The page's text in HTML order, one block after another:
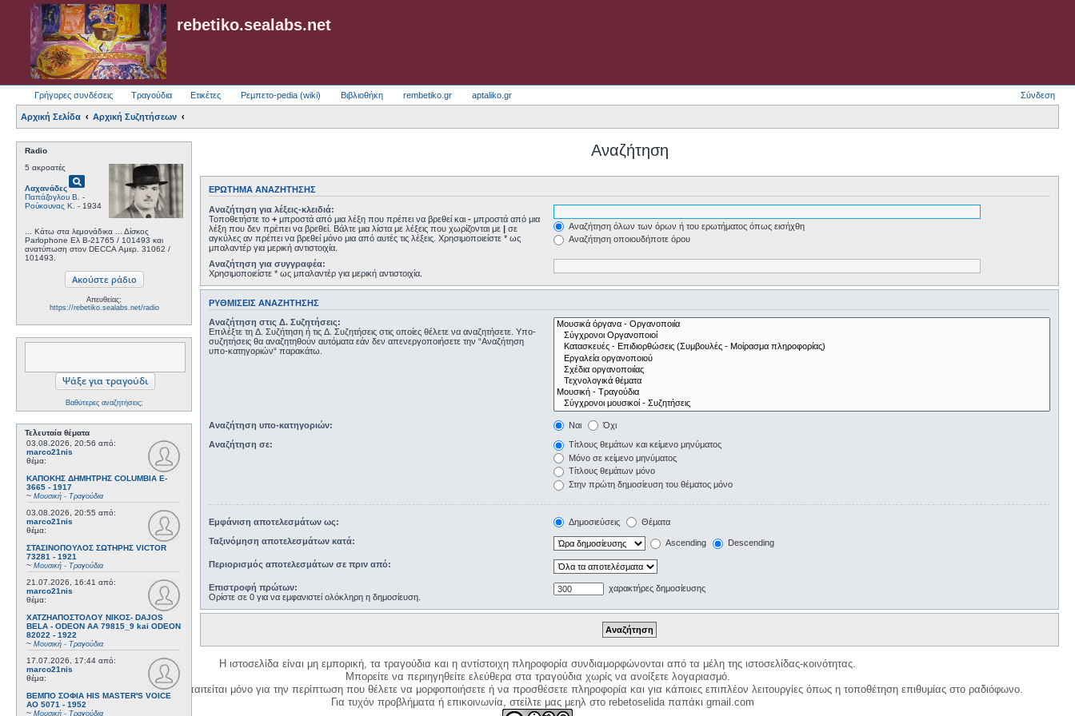
rebetiko.sealabs.net
Γρήγορες συνδέσεις Τραγούδια Ετικέτες Ρεμπετο-pedia (wiki) Βιβλιοθήκη rembetiko.gr aptaliko.gr Σύνδεση
Αρχική Σελίδα Αρχική Συζητήσεων
Radio
5 ακροατές
Λαχανάδεςpageview
Παπάζογλου Β.
-
Ρούκουνας Κ.
- 1934
... Κάτω στα λεμονάδικα ... Δίσκος
Parlophone Ελ B-21765 / 101493 και
ανατύπωση στον DECCA Αμερ. 31062 /
101493.
Απευθείας:
https://rebetiko.sealabs.net/radio
Βαθύτερες αναζητήσεις;
Τελευταία θέματα
03.08.2026, 20:56 από:
marco21nis
θέμα:
ΚΑΠΟΚΗΣ ΔΗΜΗΤΡΗΣ COLUMBIA E-
3665 - 1917
~ Μουσική - Τραγούδια
03.08.2026, 20:55 από:
marco21nis
θέμα:
ΣΤΑΣΙΝΟΠΟΥΛΟΣ ΣΩΤΗΡΗΣ VICTOR
73281 - 1921
~ Μουσική - Τραγούδια
21.07.2026, 16:41 από:
marco21nis
θέμα:
ΧΑΤΖΗΑΠΟΣΤΟΛΟΥ ΝΙΚΟΣ- DAJOS
BELA - ODEON AA 79815_9 kai ODEON
82022 - 1922
~ Μουσική - Τραγούδια
17.07.2026, 17:44 από:
marco21nis
θέμα:
ΒΕΜΠΟ ΣΟΦΙΑ HIS MASTER'S VOICE
AO 5071 - 1952
~ Μουσική - Τραγούδια
Αναζήτηση
ΕΡΏΤΗΜΑ ΑΝΑΖΉΤΗΣΗΣ
Αναζήτηση για λέξεις-κλειδιά:
Τοποθετήστε το + μπροστά από μια λέξη που πρέπει να βρεθεί και - μπροστά από μια
λέξη που δεν πρέπει να βρεθεί. Βάλτε μια λίστα με λέξεις που χωρίζονται με | σε
αγκύλες αν πρέπει να βρεθεί μόνο μια από αυτές τις λέξεις. Χρησιμοποιείστε * ως
μπαλαντέρ για μερική αντιστοιχία.
Αναζήτηση όλων των όρων ή του ερωτήματος όπως εισήχθη
Αναζήτηση οποιουδήποτε όρου
Αναζήτηση για συγγραφέα:
Χρησιμοποιείστε * ως μπαλαντέρ για μερική αντιστοιχία.
ΡΥΘΜΊΣΕΙΣ ΑΝΑΖΉΤΗΣΗΣ
Αναζήτηση στις Δ. Συζητήσεις:
Επιλέξτε τη Δ. Συζήτηση ή τις Δ. Συζητήσεις στις οποίες θέλετε να αναζητήσετε. Υπο-
συζητήσεις θα αναζητηθούν αυτόματα εάν δεν απενεργοποιήσετε την “Αναζήτηση
υπο-κατηγοριών“ παρακάτω.
Αναζήτηση υπο-κατηγοριών: Ναι Όχι
Αναζήτηση σε:
Τίτλους θεμάτων και κείμενο μηνύματος
Μόνο σε κείμενο μηνύματος
Τίτλους θεμάτων μόνο
Στην πρώτη δημοσίευση του θέματος μόνο
Εμφάνιση αποτελεσμάτων ως: Δημοσιεύσεις Θέματα
Ταξινόμηση αποτελεσμάτων κατά: Ascending Descending
Περιορισμός αποτελεσμάτων σε πριν από:
Επιστροφή πρώτων:
Ορίστε σε 0 για να εμφανιστεί ολόκληρη η δημοσίευση.
χαρακτήρες δημοσίευσης
Η ιστοσελίδα είναι μη εμπορική, τα τραγούδια και η αντίστοιχη πληροφορία συνδιαμορφώνονται από τα μέλη της ιστοσελίδας-κοινότητας.
Μπορείτε να περιηγηθείτε ελεύθερα στα τραγούδια χωρίς να ανοίξετε λογαριασμό.
Η δημιουργία λογαριασμού απαιτείται μόνο για την περίπτωση που θέλετε να μορφοποιήσετε ή να προσθέσετε πληροφορία και για κάποιες επιπλέον λειτουργίες όπως η τοποθέτηση επιθυμίας στο ραδιόφωνο.
Για τυχόν προβλήματα ή επικοινωνία, στείλτε μας μεηλ στο rebetoselida παπάκι gmail.com